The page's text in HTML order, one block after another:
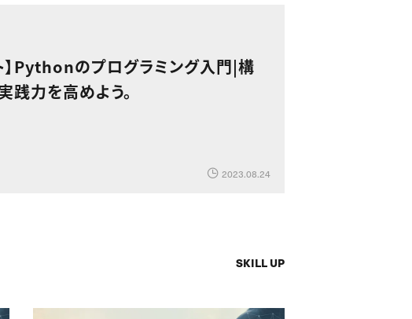
】Pythonのプログラミング入門|構
践力を高めよう。
2023.08.24
SKILL UP